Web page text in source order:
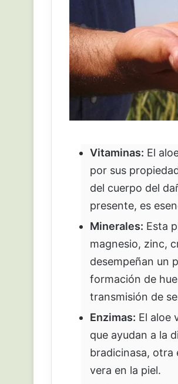
Vitaminas: El
por sus
del cuerpo del
presente, es
Minerales: Esta
magnesio, zinc,
desempeñan un
formación de
transmisión de
Enzimas: El aloe
que ayudan a la
bradicinasa, otra
vera en la piel.